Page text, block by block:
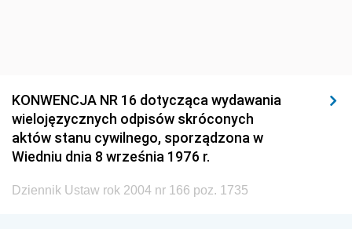
KONWENCJA NR 16 dotycząca wydawania
wielojęzycznych odpisów skróconych
aktów stanu cywilnego, sporządzona w
Wiedniu dnia 8 września 1976 r.
Dziennik Ustaw rok 2004 nr 166 poz. 1735